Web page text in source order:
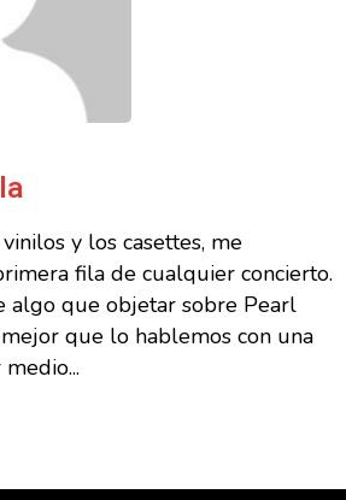
y los casettes, me
fila de cualquier concierto.
algo que objetar sobre Pearl
que lo hablemos con una